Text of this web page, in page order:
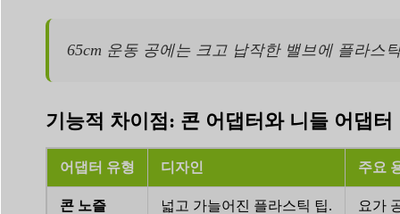
65cm 운동 공에는 크고 납작한 밸브에 플라스
기능적 차이점: 콘 어댑터와 니들 어댑터
어댑터 유형 디자인 주요
콘 노즐 넓고 가늘어진 플라스틱 팁. 요가